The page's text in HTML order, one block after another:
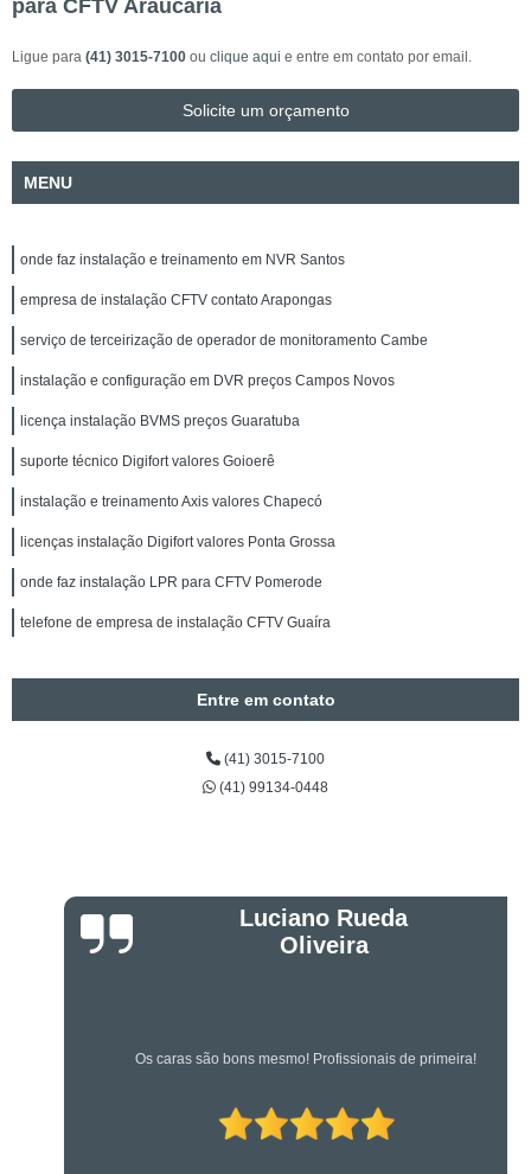
para CFTV Araucária
Ligue para (41) 3015-7100 ou clique aqui e entre em contato por email.
Solicite um orçamento
MENU
onde faz instalação e treinamento em NVR Santos
empresa de instalação CFTV contato Arapongas
serviço de terceirização de operador de monitoramento Cambe
instalação e configuração em DVR preços Campos Novos
licença instalação BVMS preços Guaratuba
suporte técnico Digifort valores Goioerê
instalação e treinamento Axis valores Chapecó
licenças instalação Digifort valores Ponta Grossa
onde faz instalação LPR para CFTV Pomerode
telefone de empresa de instalação CFTV Guaíra
Entre em contato
(41) 3015-7100
(41) 99134-0448
Luciano Rueda
Oliveira
Os caras são bons mesmo! Profissionais de primeira!